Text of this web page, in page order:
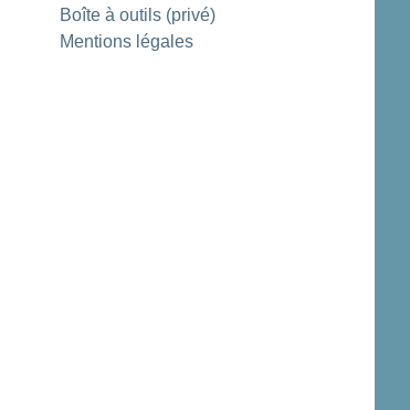
Boîte à outils (privé)
Mentions légales